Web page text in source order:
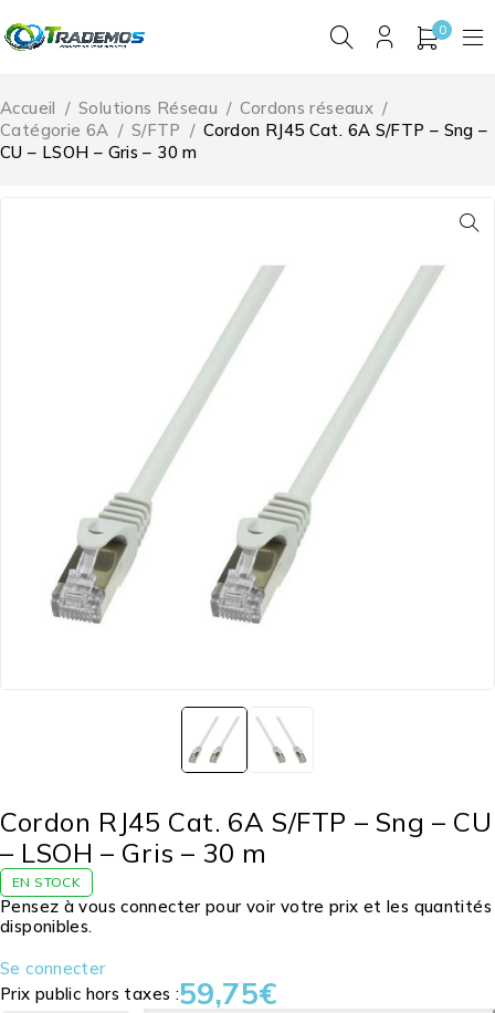
0
Accueil / Solutions Réseau / Cordons réseaux /
Catégorie 6A / S/FTP / Cordon RJ45 Cat. 6A S/FTP – Sng –
CU – LSOH – Gris – 30 m
Cordon RJ45 Cat. 6A S/FTP – Sng – CU
– LSOH – Gris – 30 m
EN STOCK
Pensez à vous connecter pour voir votre prix et les quantités
disponibles.
Se connecter
Prix public hors taxes :59,75€